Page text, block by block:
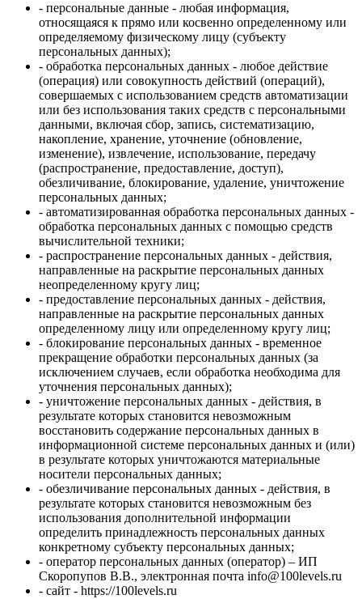
- персональные данные - любая информация,
относящаяся к прямо или косвенно определенному или
определяемому физическому лицу (субъекту
персональных данных);
- обработка персональных данных - любое действие
(операция) или совокупность действий (операций),
совершаемых с использованием средств автоматизации
или без использования таких средств с персональными
данными, включая сбор, запись, систематизацию,
накопление, хранение, уточнение (обновление,
изменение), извлечение, использование, передачу
(распространение, предоставление, доступ),
обезличивание, блокирование, удаление, уничтожение
персональных данных;
- автоматизированная обработка персональных данных -
обработка персональных данных с помощью средств
вычислительной техники;
- распространение персональных данных - действия,
направленные на раскрытие персональных данных
неопределенному кругу лиц;
- предоставление персональных данных - действия,
направленные на раскрытие персональных данных
определенному лицу или определенному кругу лиц;
- блокирование персональных данных - временное
прекращение обработки персональных данных (за
исключением случаев, если обработка необходима для
уточнения персональных данных);
- уничтожение персональных данных - действия, в
результате которых становится невозможным
восстановить содержание персональных данных в
информационной системе персональных данных и (или)
в результате которых уничтожаются материальные
носители персональных данных;
- обезличивание персональных данных - действия, в
результате которых становится невозможным без
использования дополнительной информации
определить принадлежность персональных данных
конкретному субъекту персональных данных;
- оператор персональных данных (оператор) – ИП
Скоропупов В.В., электронная почта info@100levels.ru
- cайт - https://100levels.ru